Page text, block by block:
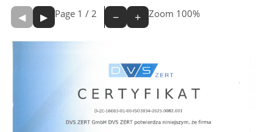
Page 1 / 2 Zoom 100%